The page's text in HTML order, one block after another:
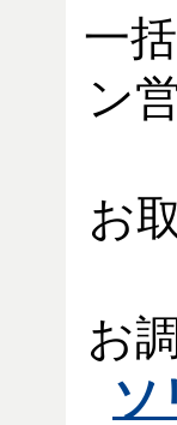
一
ン
お
お
ソ